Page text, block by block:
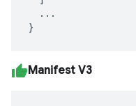
...
}
Manifest V3